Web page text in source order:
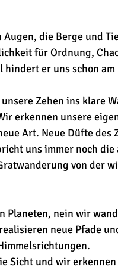
die Berge und
für Ordnung,
er uns schon am
Zehen ins klare
erkennen unsere
Art. Neue Düfte des
uns immer noch
von der
Planeten, nein wir
neue Pfade
Sicht und wir